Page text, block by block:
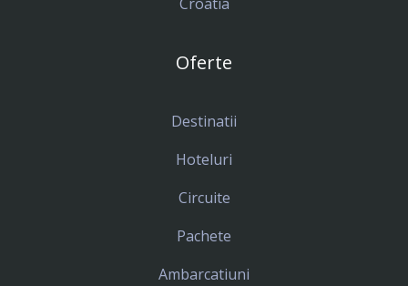
Oferte
Destinatii
Hoteluri
Circuite
Pachete
Ambarcatiuni